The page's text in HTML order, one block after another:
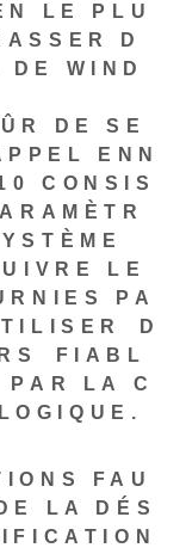
LE PLU
D
DE WIND
DE SE
ENN
CONSIS
LE
PA
D
⁤FIABL
PAR LA C
FAU
LA DÉS